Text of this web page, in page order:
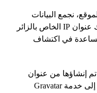
نجمع البيانات
الموضحة في نموذج التعليقات، وكذلك عنوان IP الخاص بالزائر
في اكتشاف
إنشاؤها من عنوان
بريدك الإلكتروني (وتسمى أيضًا hash) إلى خدمة Gravatar